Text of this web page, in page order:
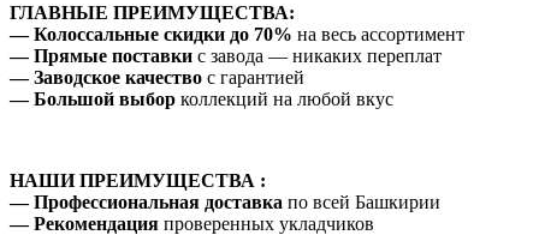
ГЛАВНЫЕ ПРЕИМУЩЕСТВА:
— Колоссальные скидки до 70% на весь ассортимент
— Прямые поставки с завода — никаких переплат
— Заводское качество с гарантией
— Большой выбор коллекций на любой вкус
НАШИ ПРЕИМУЩЕСТВА :
— Профессиональная доставка по всей Башкирии
— Рекомендация проверенных укладчиков